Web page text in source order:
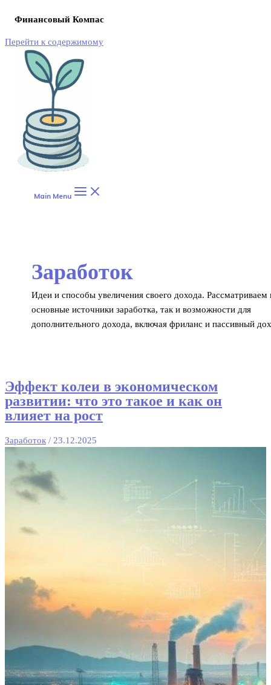
Финансовый Компас
Перейти к содержимому
Main Menu
Заработок
Идеи и способы увеличения своего дохода. Рассматриваем
основные источники заработка, так и возможности для
дополнительного дохода, включая фриланс и пассивный
Эффект колеи в экономическом
развитии: что это такое и как он
влияет на рост
Заработок / 23.12.2025